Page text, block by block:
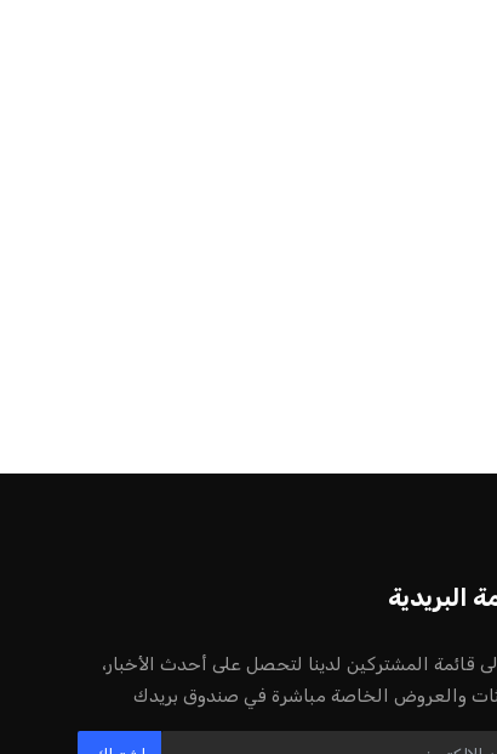
عمر إبراهيم 22 يوليو 2026